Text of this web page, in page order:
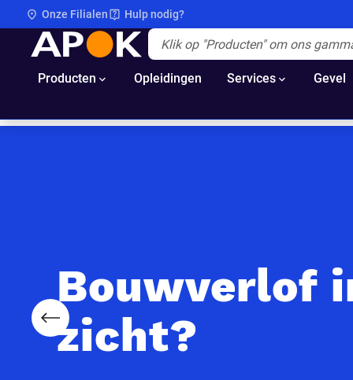
Onze Filialen Hulp nodig?
APOK
Producten Opleidingen Services Gevel
Voorgaande slide
Bouwverlof
zicht?